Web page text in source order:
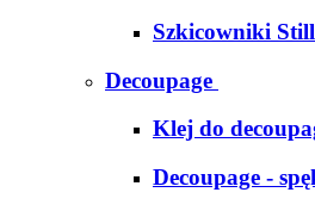
Szkicowniki
Decoupage
Klej do
Decoupage -